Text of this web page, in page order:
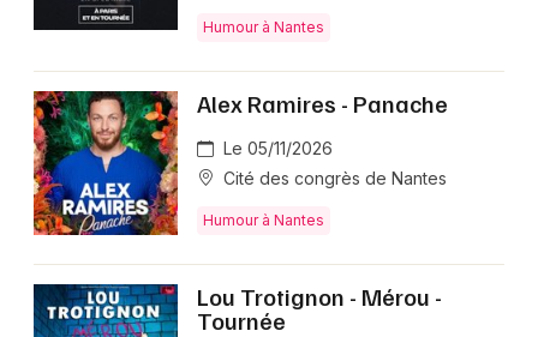
Humour à Nantes
Alex Ramires - Panache
Le 05/11/2026
Cité des congrès de Nantes
Humour à Nantes
Lou Trotignon - Mérou -
Tournée